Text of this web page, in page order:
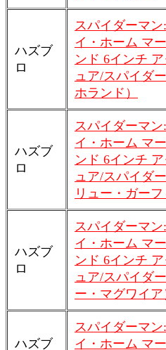
ハズブ
ロ
スパイダーマ
イ・ホーム マ
ンド 6インチ
ュア/スパイダ
ホランド）
ハズブ
ロ
スパイダーマ
イ・ホーム マ
ンド 6インチ
ュア/スパイダ
リュー・ガーフ
ハズブ
ロ
スパイダーマ
イ・ホーム マ
ンド 6インチ
ュア/スパイダ
ー・マグワイア
ハズブ
スパイダーマ
イ・ホーム マ